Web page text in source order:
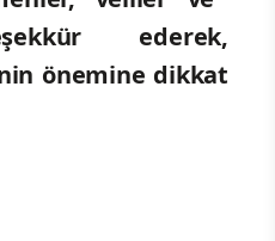
ederek,
önemine dikkat